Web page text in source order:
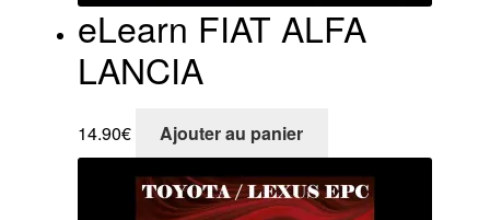
eLearn FIAT ALFA
LANCIA
14.90€ Ajouter au panier